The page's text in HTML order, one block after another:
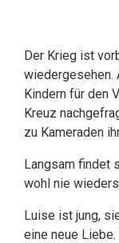
Der Krieg ist
wiedergesehen.
Kindern für den
Kreuz
zu Kameraden
Langsam findet
wohl nie
Luise ist jung,
eine neue